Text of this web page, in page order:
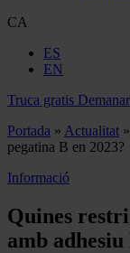
CA
ES
EN
Truca gratis
Portada » Actualitat »
pegatina B en 2023?
Informació
Quines
amb adhesiu